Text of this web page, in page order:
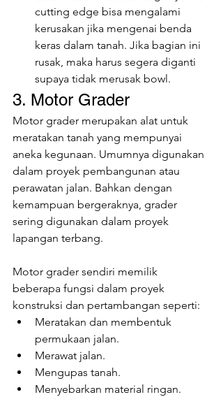
cutting edge bisa mengalami
kerusakan jika mengenai benda
keras dalam tanah. Jika bagian ini
rusak, maka harus segera diganti
supaya tidak merusak bowl.
3. Motor Grader
Motor grader merupakan alat untuk
meratakan tanah yang mempunyai
aneka kegunaan. Umumnya digunakan
dalam proyek pembangunan atau
perawatan jalan. Bahkan dengan
kemampuan bergeraknya, grader
sering digunakan dalam proyek
lapangan terbang.
Motor grader sendiri memilik
beberapa fungsi dalam proyek
konstruksi dan pertambangan seperti:
Meratakan dan membentuk
permukaan jalan.
Merawat jalan.
Mengupas tanah.
Menyebarkan material ringan.